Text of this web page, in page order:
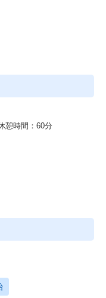
憩時間：60分